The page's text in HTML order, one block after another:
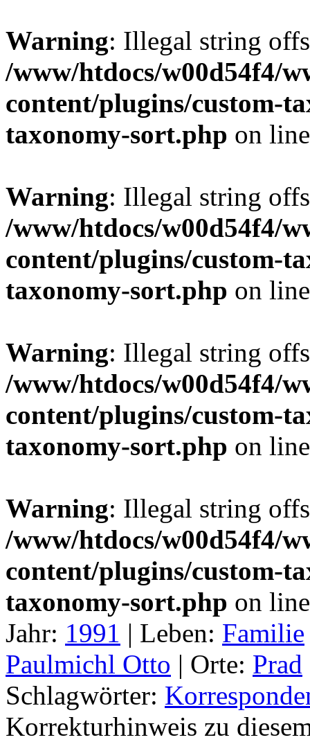
Warning: Illegal string
/www/htdocs/w00d54f4/
content/plugins/custom-
taxonomy-sort.php on
Warning: Illegal string
/www/htdocs/w00d54f4/
content/plugins/custom-
taxonomy-sort.php on
Warning: Illegal string
/www/htdocs/w00d54f4/
content/plugins/custom-
taxonomy-sort.php on
Warning: Illegal string
/www/htdocs/w00d54f4/
content/plugins/custom-
taxonomy-sort.php on
Jahr: 1991 | Leben: Familie
Paulmichl Otto | Orte: Prad
Schlagwörter:
Korrekturhinweis zu